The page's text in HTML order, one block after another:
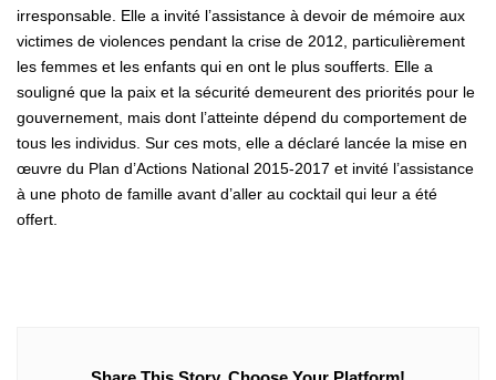
irresponsable. Elle a invité l’assistance à devoir de mémoire aux
victimes de violences pendant la crise de 2012, particulièrement
les femmes et les enfants qui en ont le plus soufferts. Elle a
souligné que la paix et la sécurité demeurent des priorités pour le
gouvernement, mais dont l’atteinte dépend du comportement de
tous les individus. Sur ces mots, elle a déclaré lancée la mise en
œuvre du Plan d’Actions National 2015-2017 et invité l’assistance
à une photo de famille avant d’aller au cocktail qui leur a été
offert.